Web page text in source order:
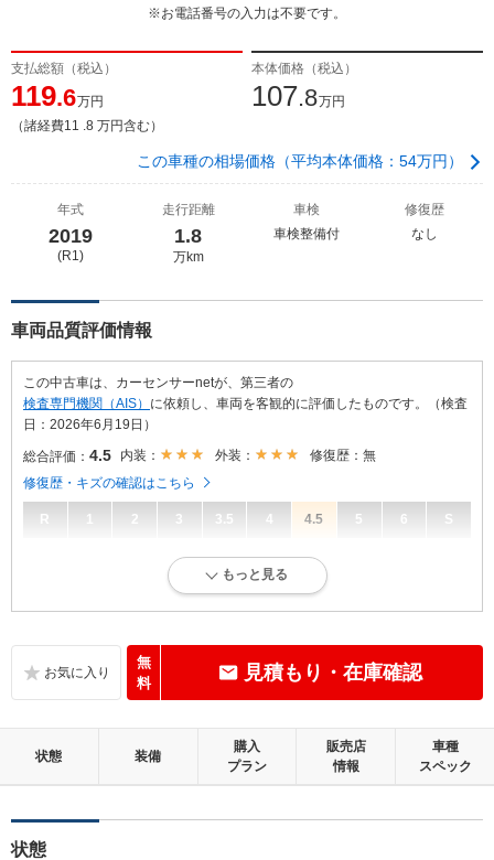
※お電話番号の入力は不要です。
支払総額（税込）
119.6万円
（諸経費11 .8 万円含む）
本体価格（税込）
107.8万円
この車種の相場価格（平均本体価格：54万円）
年式
2019
(R1)
走行距離
1.8
万km
車検
車検整備付
修復歴
なし
車両品質評価情報
この中古車は、カーセンサーnetが、第三者の
検査専門機関（AIS） に依頼し、車両を客観的に評価したものです。（検査
日：2026年6月19日）
総合評価： 4.5 内装： 外装：
修復歴：無
修復歴・キズの確認はこちら
R 1 2 3 3.5 4 4.5 5 6 S
内外装に目立たない軽微なキズ、ヘコミが少し認められますが、良好な
無キズ、もしくは傷みや汚れなどがほぼない、とても綺麗な状態です。
外装：
無キズ、もしくはキズやヘコミなどがほぼない、とても綺麗な状態で
修復歴：無
もっと見る
無
料
見積もり・在庫確認
状態 装備
購入
プラン
販売店
情報
車種
スペック
状態